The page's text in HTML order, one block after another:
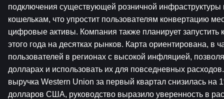
подключения существующей розничной инфраструктуры
кошелькам, что упростит пользователям конвертацию
цифровые активы. Компания также планирует запустить
этого года на десятках рынков. Карта ориентирована, в
пользователей в регионах с высокой инфляцией,
долларах и использовать их для повседневных
выручка Western Union за первый квартал снизилась на
долларов США, руководство выразило уверенность в